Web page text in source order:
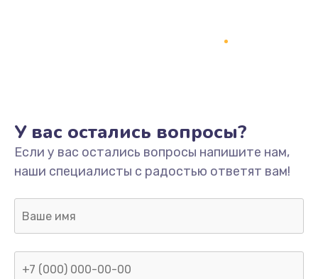
У вас остались вопросы?
Если у вас остались вопросы напишите нам,
наши специалисты с радостью ответят вам!